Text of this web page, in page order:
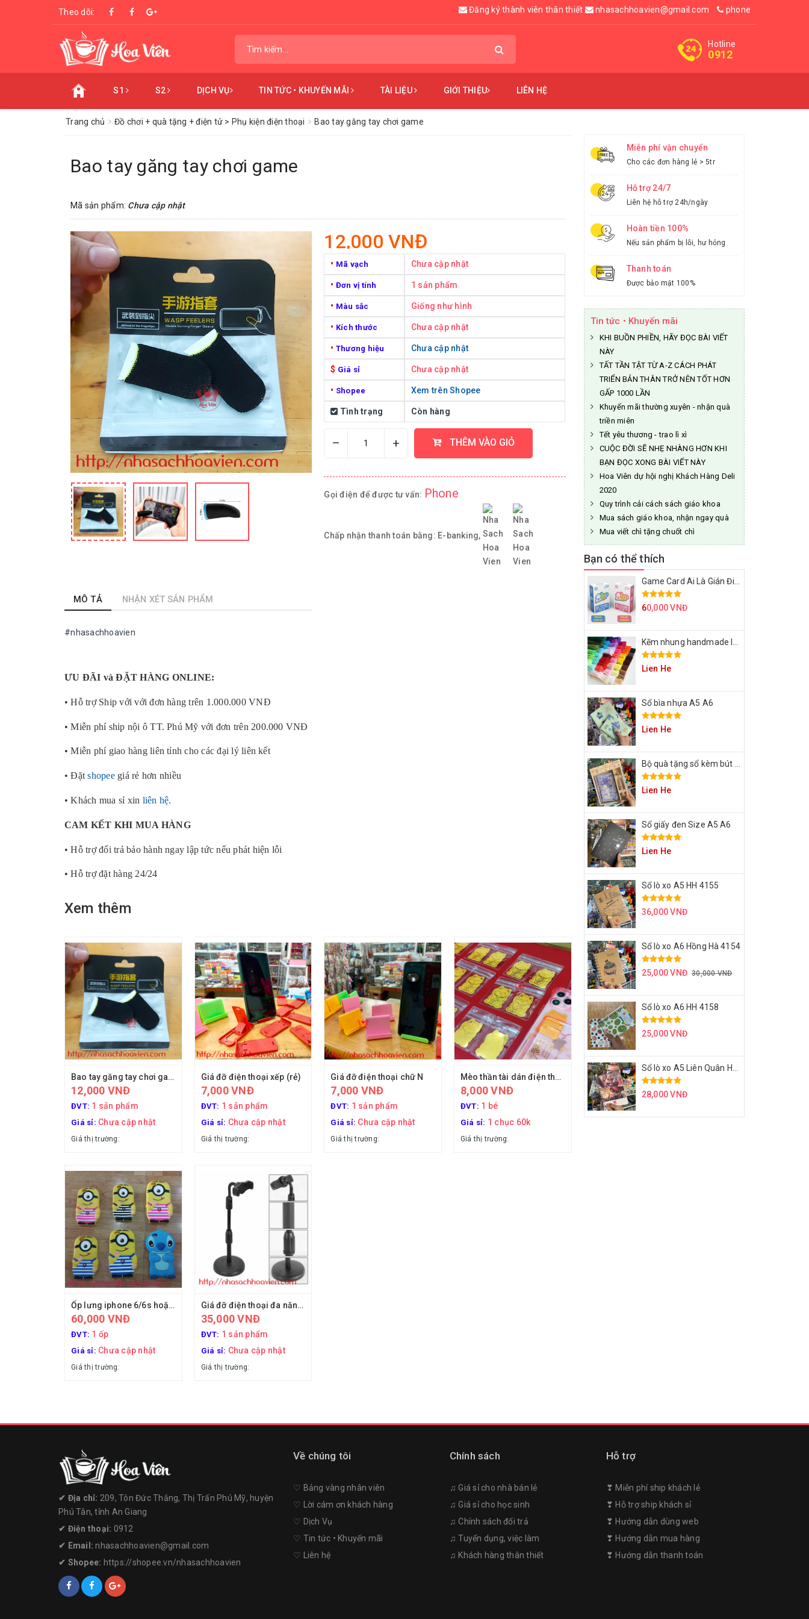
Theo dõi: Đăng ký thành viên thân thiết nhasachhoavien@gmail.com phone
Hotline
0912
S1 S2 DỊCH VỤ TIN TỨC • KHUYẾN MÃI TÀI LIỆU GIỚI THIỆU LIÊN HỆ
Trang chủ Đồ chơi + quà tặng + điện tử > Phụ kiện điện thoại Bao tay găng tay chơi game
Bao tay găng tay chơi game
Mã sản phẩm: Chưa cập nhật
12,000 VNĐ
• Mã vạch Chưa cập nhật
• Đơn vị tính 1 sản phẩm
• Màu sắc Giống như hình
• Kích thước Chưa cập nhật
• Thương hiệu Chưa cập nhật
$ Giá sỉ Chưa cập nhật
• Shopee Xem trên Shopee
Tình trạng Còn hàng
– + THÊM VÀO GIỎ
Gọi điện để được tư vấn: Phone
Chấp nhận thanh toán bằng: E-banking,
MÔ TẢ NHẬN XÉT SẢN PHẨM
#nhasachhoavien
ƯU ĐÃI và ĐẶT HÀNG ONLINE:
• Hỗ trợ Ship với với đơn hàng trên 1.000.000 VNĐ
• Miễn phí ship nội ô TT. Phú Mỹ với đơn trên 200.000 VNĐ
• Miễn phí giao hàng liên tỉnh cho các đại lý liên kết
• Đặtshopeegiá rẻ hơn nhiều
• Khách mua sỉ xin liên hệ.
CAM KẾT KHI MUA HÀNG
• Hỗ trợ đổi trả bảo hành ngay lập tức nếu phát hiện lỗi
• Hỗ trợ đặt hàng 24/24
Xem thêm
Bao tay găng tay chơi game
12,000 VNĐ
ĐVT: 1 sản phẩm
Giá sỉ: Chưa cập nhật
Giá thị trường:
Giá đỡ điện thoại xếp (rẻ)
7,000 VNĐ
ĐVT: 1 sản phẩm
Giá sỉ: Chưa cập nhật
Giá thị trường:
Giá đỡ điện thoại chữ N
7,000 VNĐ
ĐVT: 1 sản phẩm
Giá sỉ: Chưa cập nhật
Giá thị trường:
Mèo thần tài dán điện thoại
8,000 VNĐ
ĐVT: 1 bé
Giá sỉ: 1 chục 60k
Giá thị trường:
Ốp lưng iphone 6/6s hoặc 6/6s plus
60,000 VNĐ
ĐVT: 1 ốp
Giá sỉ: Chưa cập nhật
Giá thị trường:
Giá đỡ điện thoại đa năng L8
35,000 VNĐ
ĐVT: 1 sản phẩm
Giá sỉ: Chưa cập nhật
Giá thị trường:
Miễn phí vận chuyển
Cho các đơn hàng lẻ > 5tr
Hỗ trợ 24/7
Liên hệ hỗ trợ 24h/ngày
Hoàn tiền 100%
Nếu sản phẩm bị lỗi, hư hỏng
Thanh toán
Được bảo mật 100%
Tin tức • Khuyến mãi
KHI BUỒN PHIỀN, HÃY ĐỌC BÀI VIẾT
NÀY
TẤT TẦN TẬT TỪ A-Z CÁCH PHÁT
TRIỂN BẢN THÂN TRỞ NÊN TỐT HƠN
GẤP 1000 LẦN
Khuyến mãi thường xuyên - nhận quà
triền miên
Tết yêu thương - trao lì xì
CUỘC ĐỜI SẼ NHẸ NHÀNG HƠN KHI
BẠN ĐỌC XONG BÀI VIẾT NÀY
Hoa Viên dự hội nghị Khách Hàng Deli
2020
Quy trình cải cách sách giáo khoa
Mua sách giáo khoa, nhận ngay quà
Mua viết chì tặng chuốt chì
Bạn có thể thích
60,000 VNĐ
Lien He
Sổ bìa nhựa A5 A6
Lien He
Lien He
Sổ giấy đen Size A5 A6
Lien He
Sổ lò xo A5 HH 4155
36,000 VNĐ
Sổ lò xo A6 Hồng Hà 4154
25,000 VNĐ 30,000 VNĐ
Sổ lò xo A6 HH 4158
25,000 VNĐ
28,000 VNĐ
✔︎ Địa chỉ: 209, Tôn Đức Thắng, Thị Trấn Phú Mỹ, huyện
Phú Tân, tỉnh An Giang
✔︎ Điện thoại: 0912
✔︎ Email:nhasachhoavien@gmail.com
✔︎ Shopee: https://shopee.vn/nhasachhoavien
Về chúng tôi
♡︎ Bảng vàng nhân viên
♡︎ Lời cám ơn khách hàng
♡︎ Dịch Vụ
♡︎ Tin tức • Khuyến mãi
♡︎ Liên hệ
Chính sách
♫ Giá sỉ cho nhà bán lẻ
♫ Giá sỉ cho học sinh
♫ Chính sách đổi trả
♫ Tuyển dụng, việc làm
♫ Khách hàng thân thiết
Hỗ trợ
❣︎ Miễn phí ship khách lẻ
❣︎ Hỗ trợ ship khách sỉ
❣︎ Hướng dẫn dùng web
❣︎ Hướng dẫn mua hàng
❣︎ Hướng dẫn thanh toán